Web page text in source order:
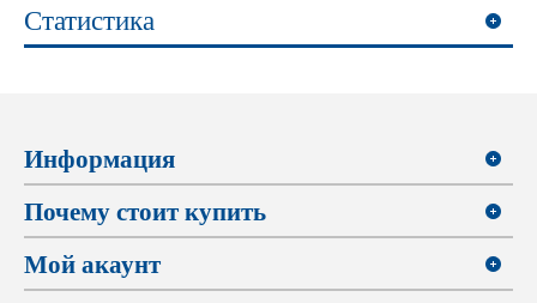
Статистика
Информация
Почему стоит купить
Мой акаунт